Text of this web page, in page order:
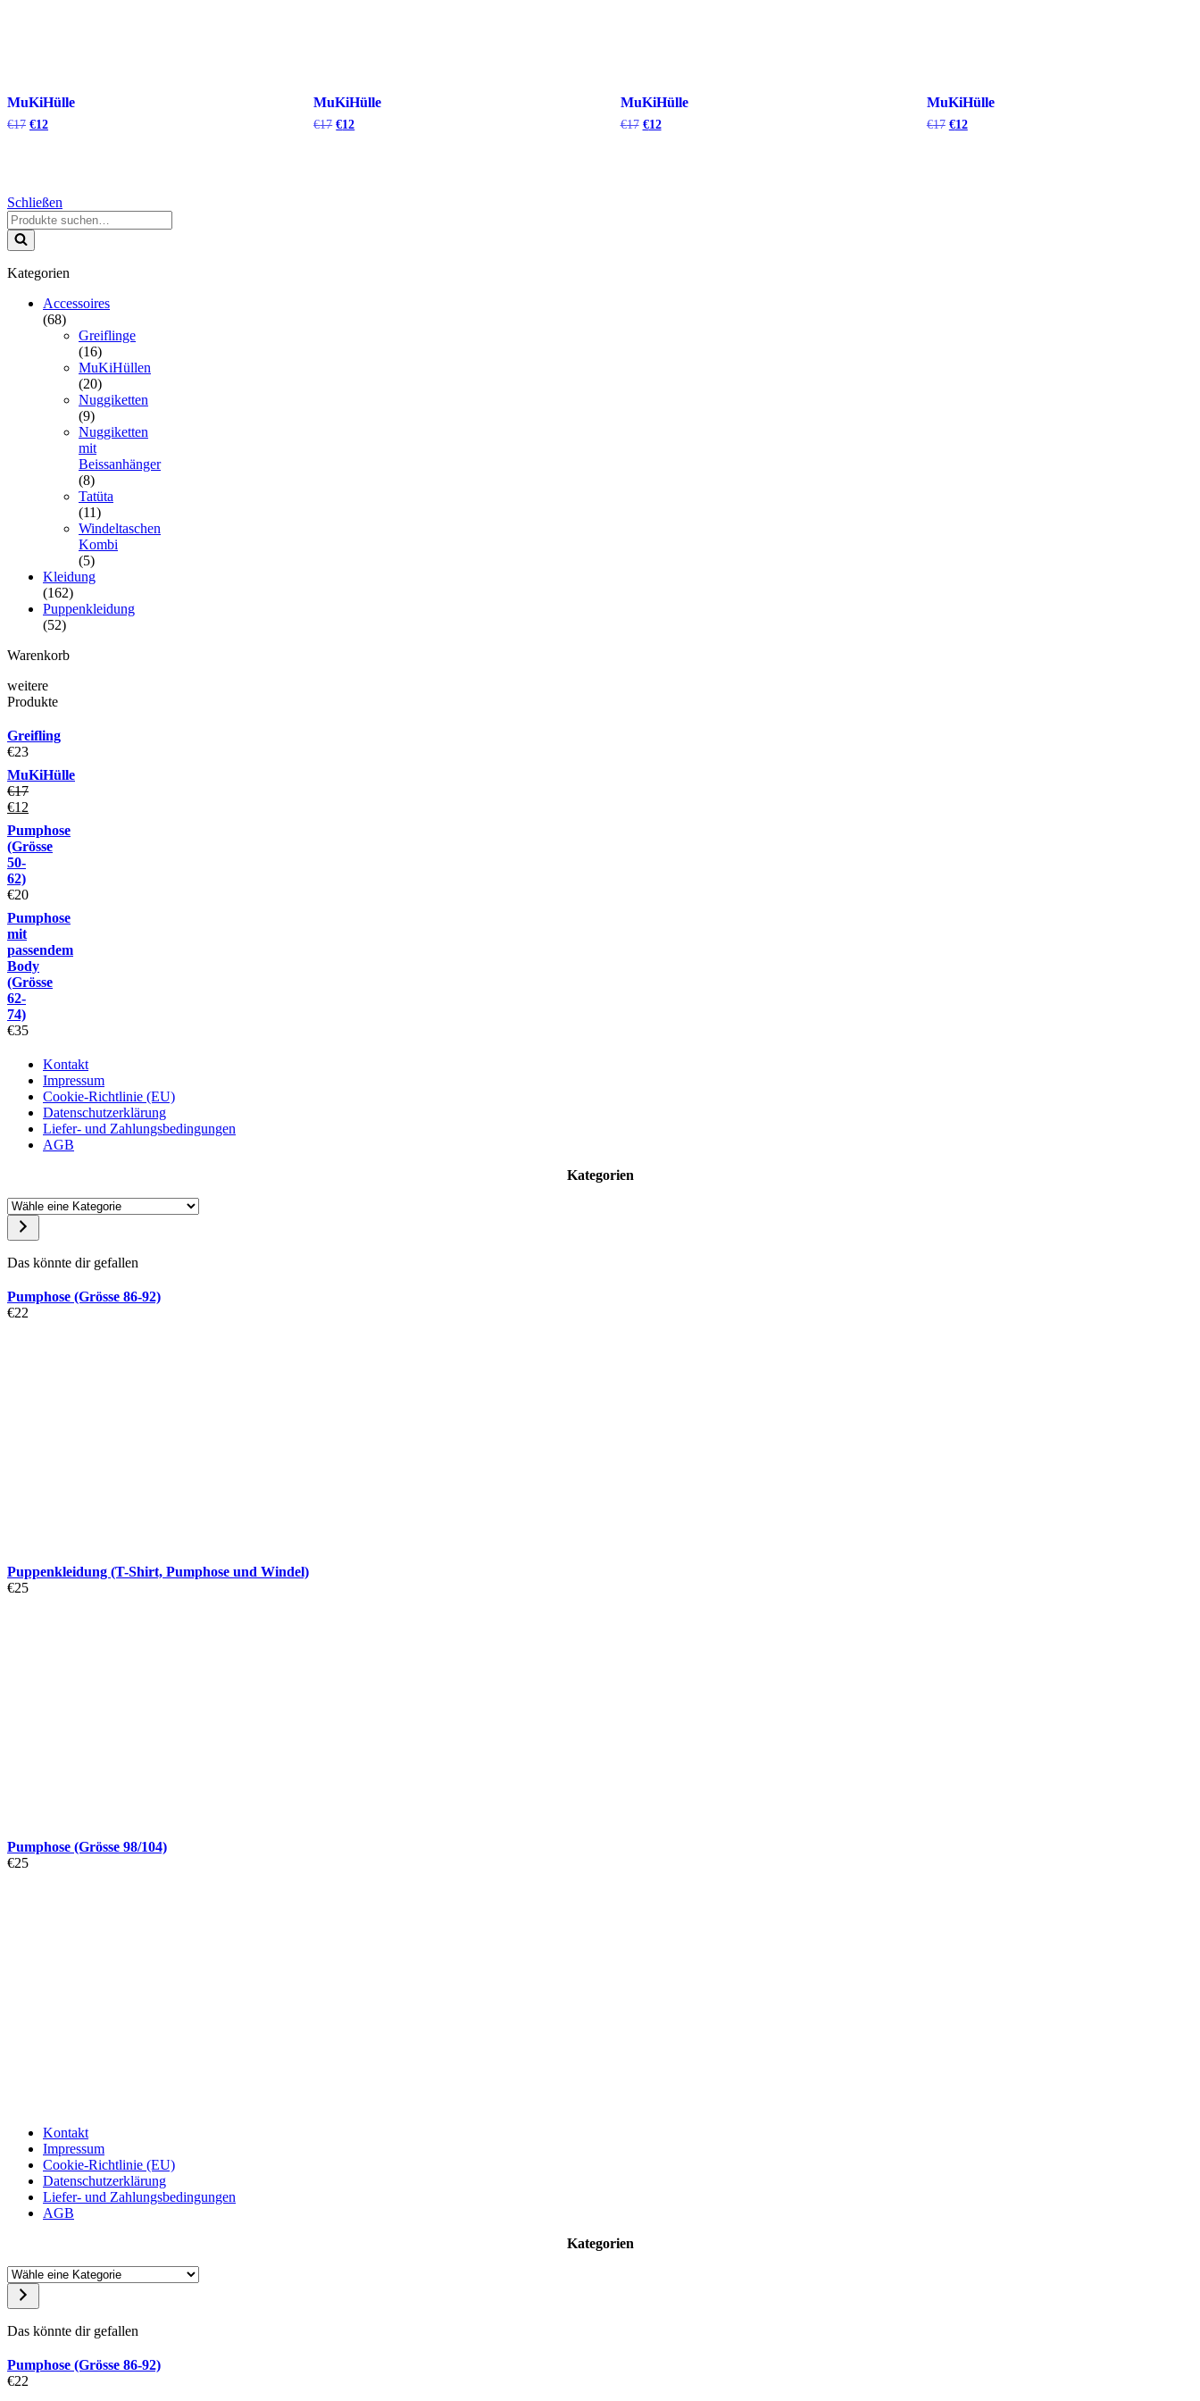
MuKiHülle
€17 €12
MuKiHülle
€17 €12
MuKiHülle
€17 €12
MuKiHülle
€17 €12
Schließen
Kategorien
Accessoires
(68)
Greiflinge
(16)
MuKiHüllen
(20)
Nuggiketten
(9)
Nuggiketten
mit
Beissanhänger
(8)
Tatüta
(11)
Windeltaschen
Kombi
(5)
Kleidung
(162)
Puppenkleidung
(52)
Warenkorb
weitere
Produkte
Greifling
€23
MuKiHülle
€17
€12
Pumphose
(Grösse
50-
62)
€20
Pumphose
mit
passendem
Body
(Grösse
62-
74)
€35
Kontakt
Impressum
Cookie-Richtlinie (EU)
Datenschutzerklärung
Liefer- und Zahlungsbedingungen
AGB
Kategorien
Das könnte dir gefallen
Pumphose (Grösse 86-92)
€22
Puppenkleidung (T-Shirt, Pumphose und Windel)
€25
Pumphose (Grösse 98/104)
€25
Kontakt
Impressum
Cookie-Richtlinie (EU)
Datenschutzerklärung
Liefer- und Zahlungsbedingungen
AGB
Kategorien
Das könnte dir gefallen
Pumphose (Grösse 86-92)
€22